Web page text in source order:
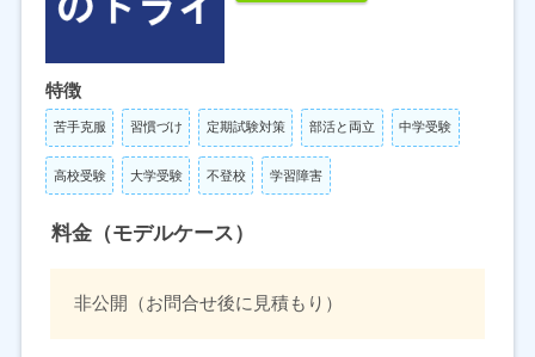
特徴
苦手克服 習慣づけ 定期試験対策 部活と両立 中学受験
高校受験 大学受験 不登校 学習障害
料金（モデルケース）
非公開（お問合せ後に見積もり）